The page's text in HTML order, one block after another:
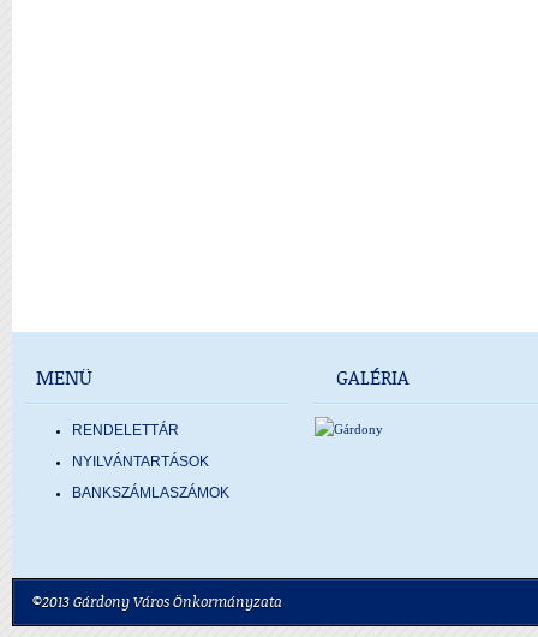
MENÜ
RENDELETTÁR
NYILVÁNTARTÁSOK
BANKSZÁMLASZÁMOK
GALÉRIA
©2013 Gárdony Város Önkormányzata